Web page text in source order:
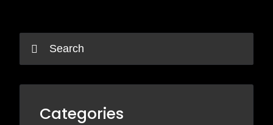
Categories